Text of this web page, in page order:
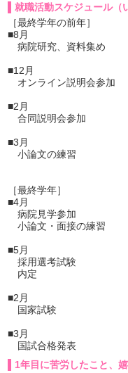
就職活動スケジュール（
［最終学年の前年］
■8月
病院研究、資料集め
■12月
オンライン説明会参加
■2月
合同説明会参加
■3月
小論文の練習
［最終学年］
■4月
病院見学参加
小論文・面接の練習
■5月
採用選考試験
内定
■2月
国家試験
■3月
国試合格発表
1年目に苦労したこと、